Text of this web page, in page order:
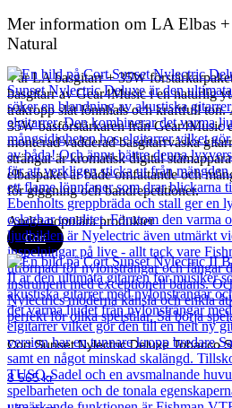
Mer information om LA Elbas
Natural
Vår LA basgitarr + 35W
basgitarr av Gear4Music i en naturlig
träkropp slät lönnhals och kraftfull
35W basförstärkaren från Gear4Music
monterad vadderad basgitarrväska
strängar är kromatisk digital
elbaspaket är både omfattande och
för giggning och bandrepetitioner.
Andra populära produkter
Cort
Cort Sunset Nylectric Deluxe Tobacco
8 565kr